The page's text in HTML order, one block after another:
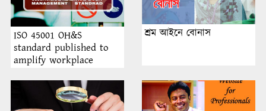
ISO 45001 OH&S
standard published to
amplify workplace
শ্রম আইনে বোনাস